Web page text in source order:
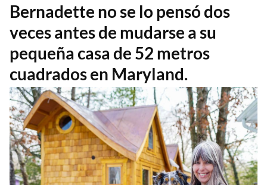
Bernadette no se lo pensó dos
veces antes de mudarse a su
pequeña casa de 52 metros
cuadrados en Maryland.